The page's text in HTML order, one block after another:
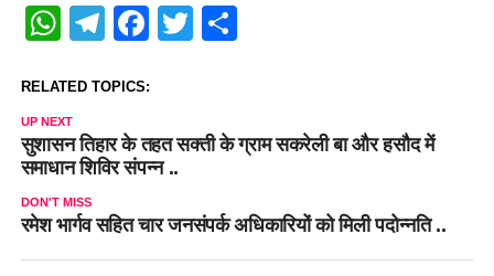
WhatsApp
Telegram
Facebook
Twitter
Share
RELATED TOPICS:
UP NEXT
सुशासन तिहार के तहत सक्ती के ग्राम सकरेली बा और हसौद में
समाधान शिविर संपन्न ..
DON'T MISS
रमेश भार्गव सहित चार जनसंपर्क अधिकारियों को मिली पदोन्नति ..